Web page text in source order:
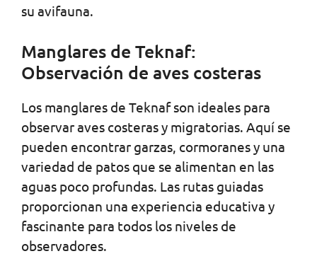
su avifauna.
Manglares de Teknaf:
Observación de aves costeras
Los manglares de Teknaf son ideales para
observar aves costeras y migratorias. Aquí se
pueden encontrar garzas, cormoranes y una
variedad de patos que se alimentan en las
aguas poco profundas. Las rutas guiadas
proporcionan una experiencia educativa y
fascinante para todos los niveles de
observadores.